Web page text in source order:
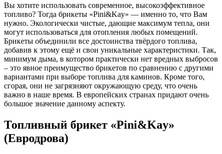
Вы хотите использовать современное, высокоэффективное
топливо? Тогда брикеты «Pini&Kay» — именно то, что Вам
нужно. Экологически чистые, дающие максимум тепла, они
могут использоваться для отопления любых помещений.
Брикеты объединили все достоинства твёрдого топлива,
добавив к этому ещё и свои уникальные характеристики. Так,
минимум дыма, в котором практически нет вредных выбросов
– это явное преимущество брикетов по сравнению с другими
вариантами при выборе топлива для каминов. Кроме того,
сгорая, они не загрязняют окружающую среду, что очень
важно в наше время. В европейских странах придают очень
большое значение данному аспекту.
Топливный брикет «Pini&Kay»
(Евродрова)